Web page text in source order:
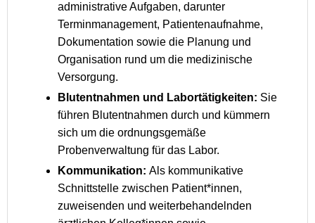
administrative Aufgaben, darunter
Terminmanagement, Patientenaufnahme,
Dokumentation sowie die Planung und
Organisation rund um die medizinische
Versorgung.
Blutentnahmen und Labortätigkeiten: Sie
führen Blutentnahmen durch und kümmern
sich um die ordnungsgemäße
Probenverwaltung für das Labor.
Kommunikation: Als kommunikative
Schnittstelle zwischen Patient*innen,
zuweisenden und weiterbehandelnden